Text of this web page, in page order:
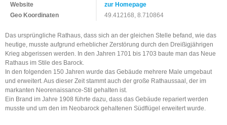
Website
zur Homepage
Geo Koordinaten
49.412168, 8.710864
Das ursprüngliche Rathaus, dass sich an der gleichen Stelle befand, wie das
heutige, musste aufgrund erheblicher Zerstörung durch den Dreißigjährigen
Krieg abgerissen werden. In den Jahren 1701 bis 1703 baute man das Neue
Rathaus im Stile des Barock.
In den folgenden 150 Jahren wurde das Gebäude mehrere Male umgebaut
und erweitert. Aus dieser Zeit stammt auch der große Rathaussaal, der im
markanten Neorenaissance-Stil gehalten ist.
Ein Brand im Jahre 1908 führte dazu, dass das Gebäude repariert werden
musste und um den im Neobarock gehaltenen Südflügel erweitert wurde.